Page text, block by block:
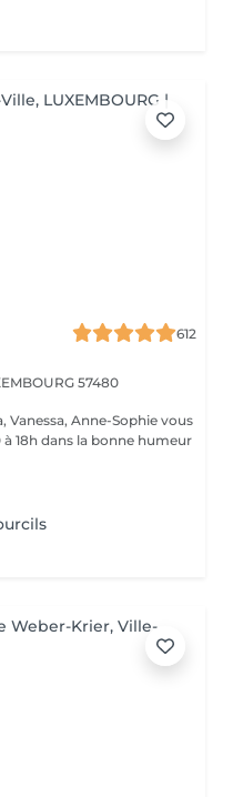
612
57480
Vanessa, Anne-Sophie vous
18h dans la bonne humeur